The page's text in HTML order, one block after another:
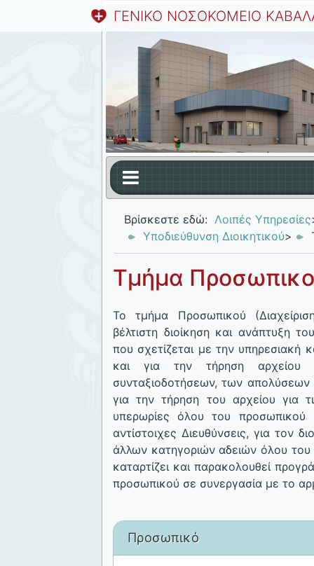
ΓΕΝΙΚΟ ΝΟΣΟΚΟΜΕΙΟ
Βρίσκεστε εδώ: Λοιπές Υπηρεσίες
Υποδιεύθυνση Διοικητικού>
Τμήμα
Το τμήμα Προσωπικού
βέλτιστη διοίκηση και ανάπτυξη
που σχετίζεται με την υπηρεσιακή
και για την τήρηση
συνταξιοδοτήσεων, των απολύσεων
για την τήρηση του αρχείου για
υπερωρίες όλου του προσωπικού
αντίστοιχες Διευθύνσεις, για τον
άλλων κατηγοριών αδειών όλου
καταρτίζει και παρακολουθεί
προσωπικού σε συνεργασία με το
Προσωπικό